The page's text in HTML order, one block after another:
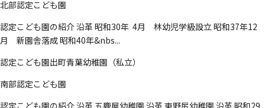
北部認定こども園
認定こども園の紹介 沿革 昭和30年 4月 林幼児学級設立 昭和37年12
月 新園舎落成 昭和40年&nbs...
認定こども園出町青葉幼稚園（私立）
南部認定こども園
認定こども園の紹介 沿革 五鹿屋幼稚園 沿革 東野尻幼稚園 沿革 昭和29